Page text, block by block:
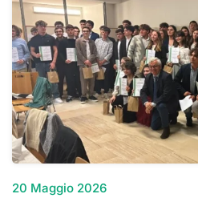
20 Maggio 2026